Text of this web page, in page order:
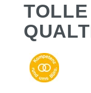
TOLLE